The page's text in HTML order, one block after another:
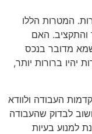
המטרות הללו
והתקציב. האם
מדובר בנכס
יהיו ברורות יותר,
העבודה ולוודא
לבדוק שהעבודה
למנוע בעיות